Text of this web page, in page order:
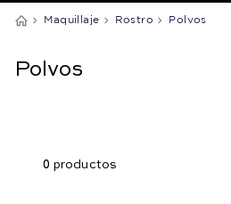
Maquillaje Rostro Polvos
Polvos
0 productos